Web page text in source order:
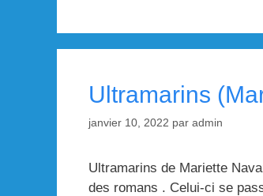
Ultramarins
janvier 10, 2022 par admin
Ultramarins de Mariette
des romans . Celui-ci se